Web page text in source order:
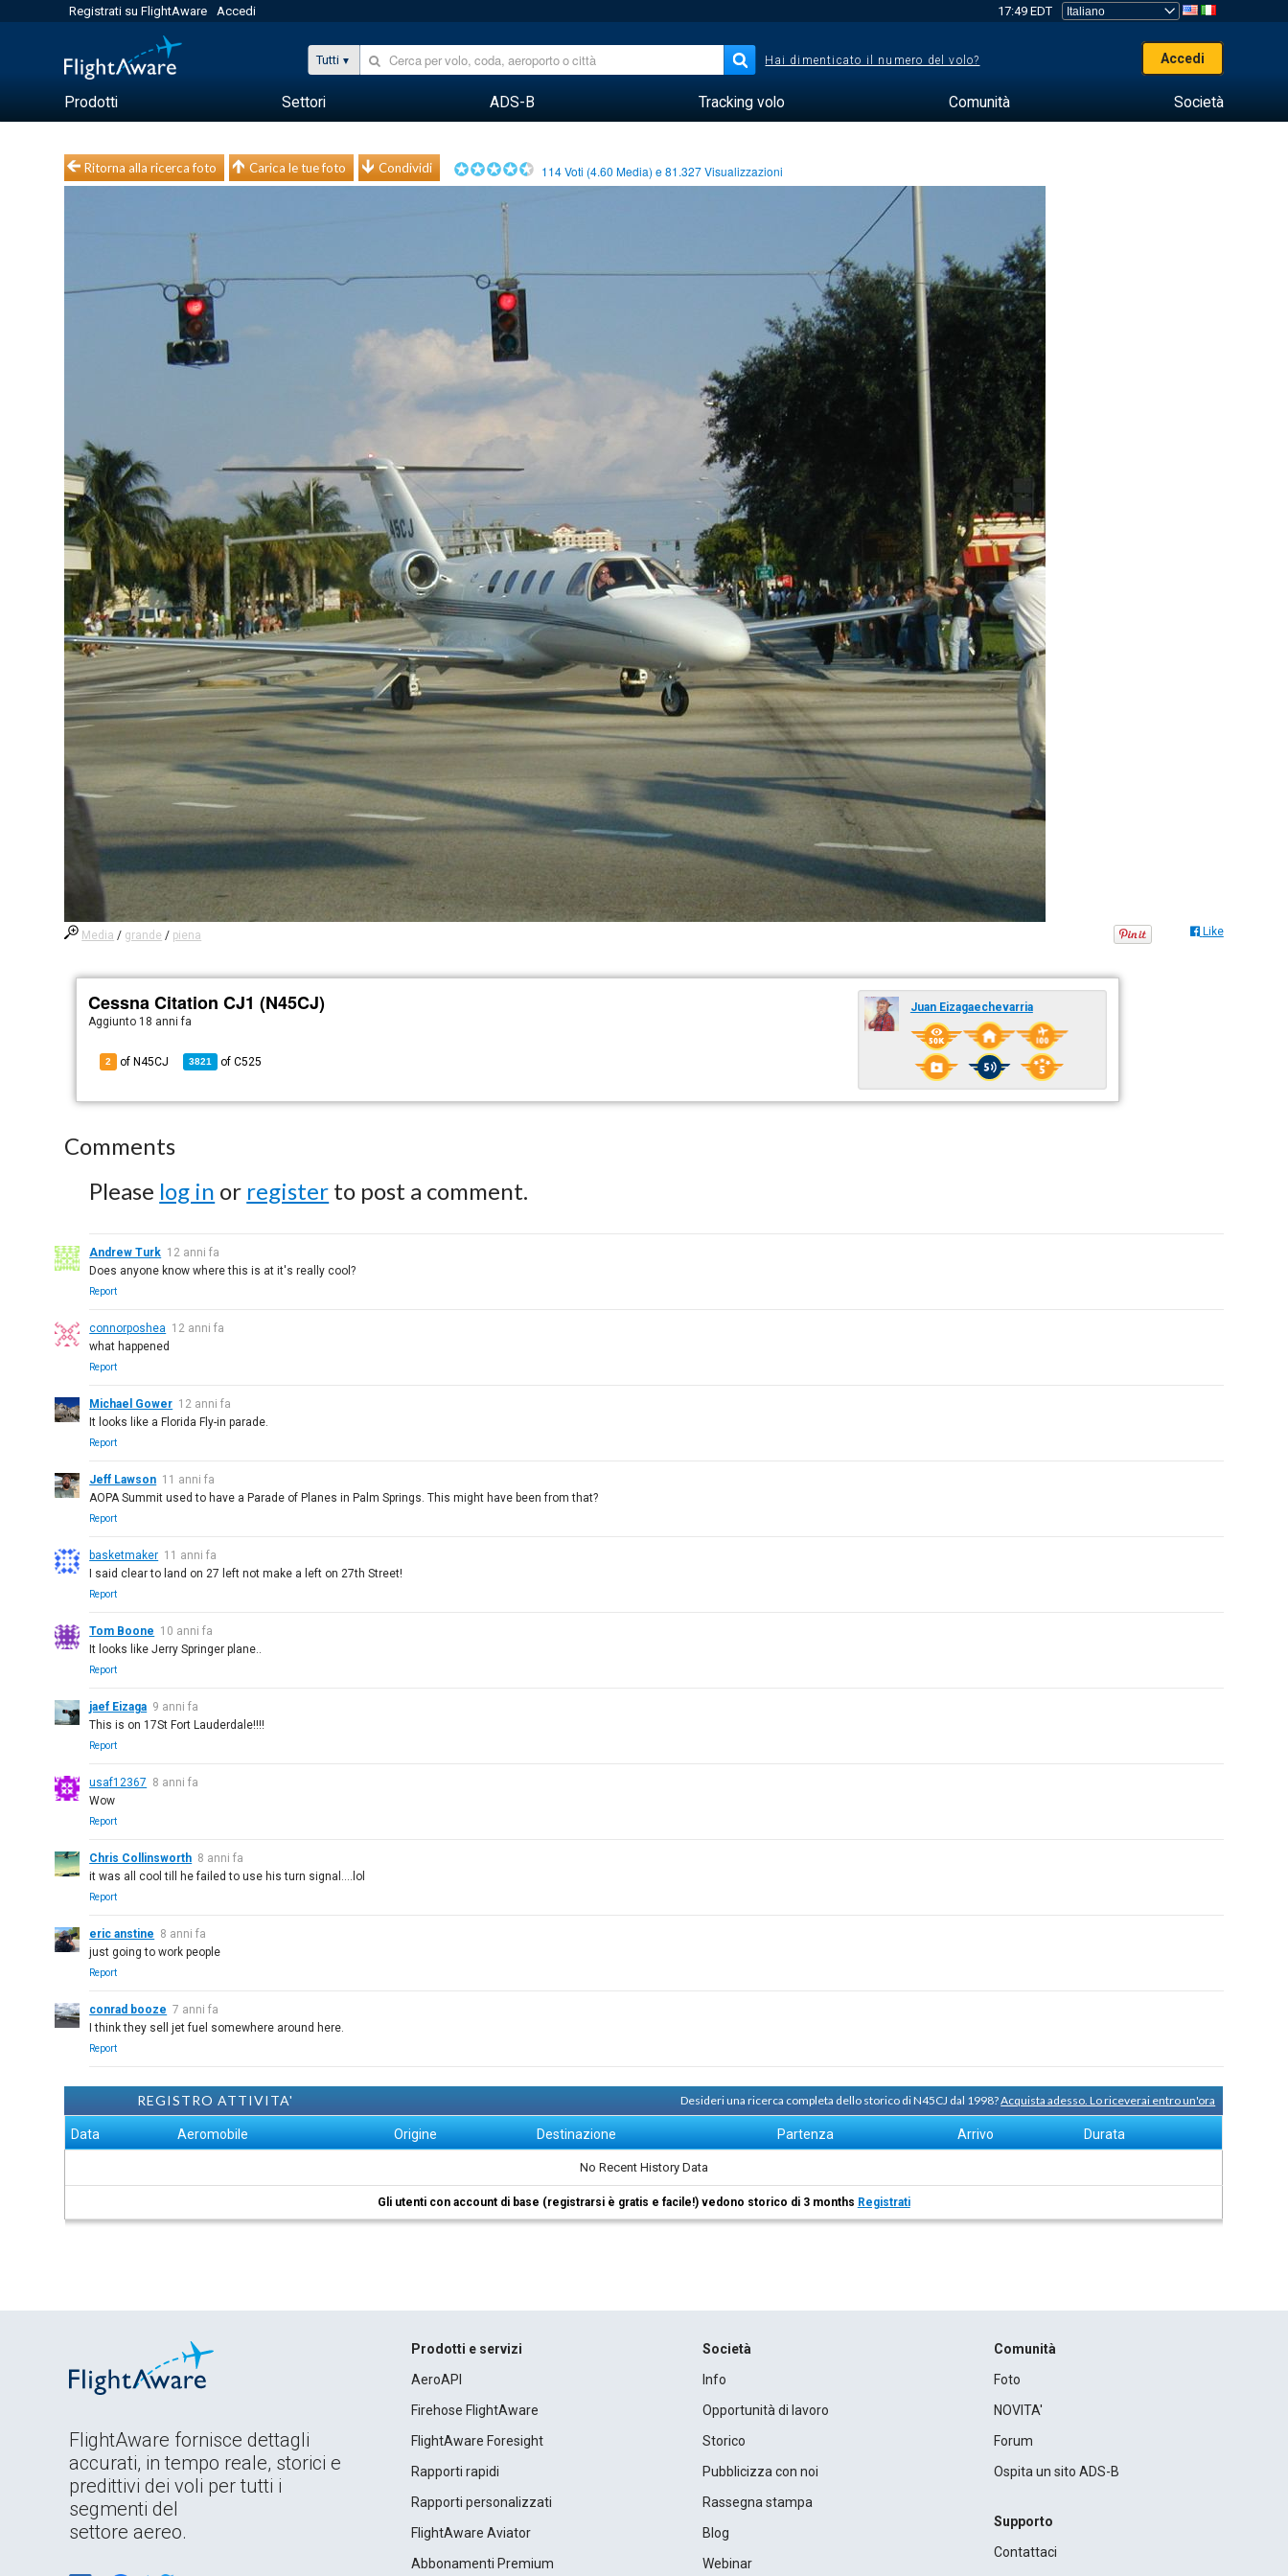
Registrati su FlightAware Accedi 17:49 EDT
Tutti Hai dimenticato il numero del volo? Accedi
Prodotti Settori ADS-B Tracking volo Comunità Società
Ritorna alla ricerca foto Carica le tue foto Condividi 114Voti (4.60 Media) e81.327Visualizzazioni
Media / grande / piena Like
Cessna Citation CJ1 (N45CJ)
Aggiunto 18 anni fa
2 of N45CJ 3821 ofC525
Juan Eizagaechevarria
Comments
Please log in or register to post a comment.
Andrew Turk 12 anni fa
Does anyone know where this is at it's really cool?
Report
connorposhea 12 anni fa
what happened
Report
Michael Gower 12 anni fa
It looks like a Florida Fly-in parade.
Report
Jeff Lawson 11 anni fa
AOPA Summit used to have a Parade of Planes in Palm Springs. This might have been from that?
Report
basketmaker 11 anni fa
I said clear to land on 27 left not make a left on 27th Street!
Report
Tom Boone 10 anni fa
It looks like Jerry Springer plane..
Report
jaef Eizaga 9 anni fa
This is on 17St Fort Lauderdale!!!!
Report
usaf12367 8 anni fa
Wow
Report
Chris Collinsworth 8 anni fa
it was all cool till he failed to use his turn signal....lol
Report
eric anstine 8 anni fa
just going to work people
Report
conrad booze 7 anni fa
I think they sell jet fuel somewhere around here.
Report
REGISTRO ATTIVITA' Desideri una ricerca completa dello storico di N45CJ dal 1998?Acquista adesso. Lo riceverai entro un'ora
Data Aeromobile Origine Destinazione Partenza Arrivo Durata
No Recent History Data
Gli utenti con account di base (registrarsi è gratis e facile!) vedono storico di 3 months Registrati
FlightAware fornisce dettagli
accurati, in tempo reale, storici e
predittivi dei voli per tutti i
segmenti del
settore aereo.
Prodotti e servizi
AeroAPI
Firehose FlightAware
FlightAware Foresight
Rapporti rapidi
Rapporti personalizzati
FlightAware Aviator
Abbonamenti Premium
Società
Info
Opportunità di lavoro
Storico
Pubblicizza con noi
Rassegna stampa
Blog
Webinar
Comunità
Foto
NOVITA'
Forum
Ospita un sito ADS-B
Supporto
Contattaci